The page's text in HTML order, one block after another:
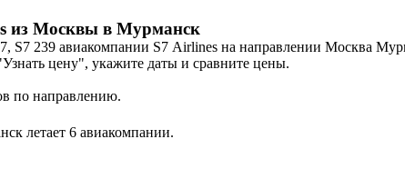
из Москвы в Мурманск
S7 239 авиакомпании S7 Airlines на направлении Москва
цену", укажите даты и сравните цены.
по направлению.
летает 6 авиакомпании.